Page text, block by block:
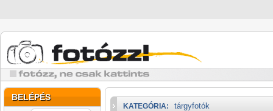
BELÉPÉS
KATEGÓRIA: tárgyfotók